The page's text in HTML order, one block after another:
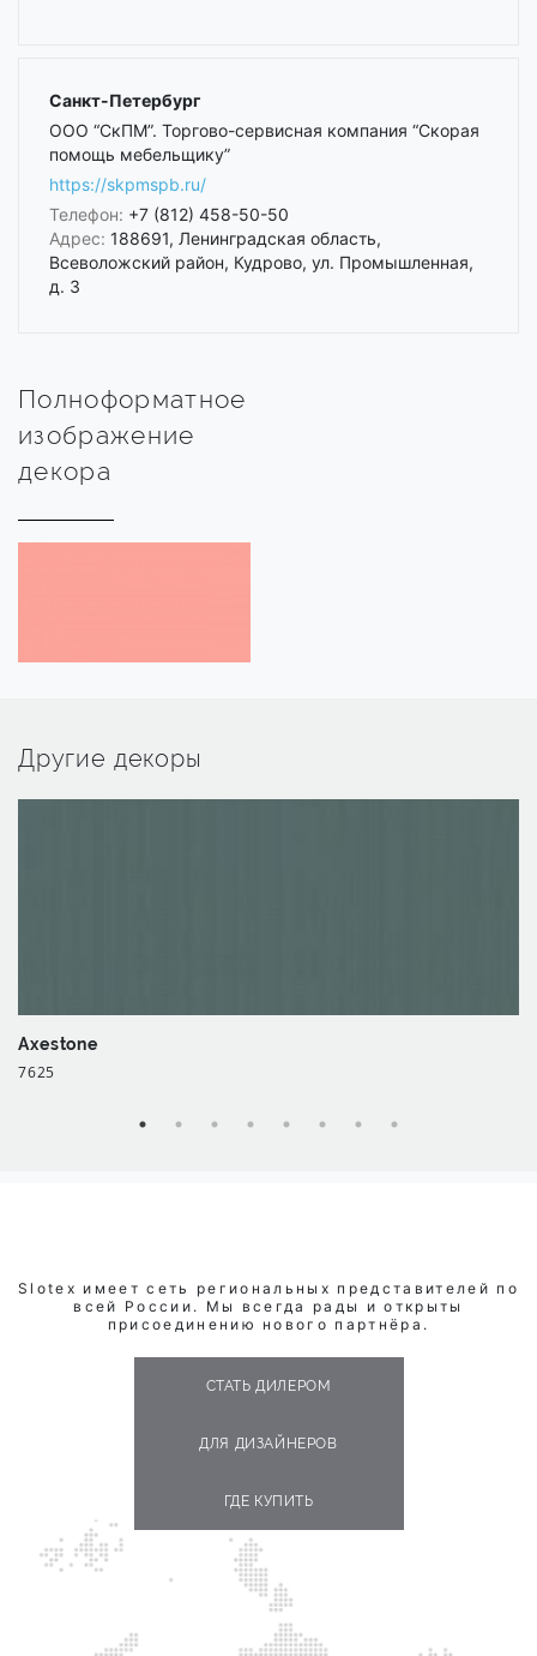
Санкт-Петербург
ООО “СкПМ”. Торгово-сервисная компания “Скорая
помощь мебельщику”
https://skpmspb.ru/
Телефон: +7 (812) 458-50-50
Адрес: 188691, Ленинградская область,
Всеволожский район, Кудрово, ул. Промышленная,
д. 3
Полноформатное
изображение
декора
Другие декоры
Axestone
7625
Slotex имеет сеть региональных представителей по
всей России. Мы всегда рады и открыты
присоединению нового партнёра.
СТАТЬ ДИЛЕРОМ
ДЛЯ ДИЗАЙНЕРОВ
ГДЕ КУПИТЬ